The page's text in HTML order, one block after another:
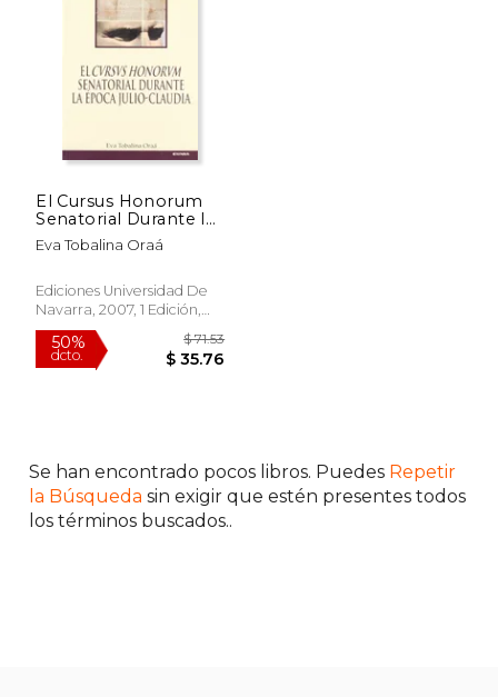
El Cursus Honorum
Senatorial Durante la
Epoca Julio-Claudia
Eva Tobalina Oraá
Ediciones Universidad De
Navarra, 2007, 1 Edición,
Tapa Blanda, Nuevo
Se han encontrado pocos libros. Puedes Repetir
la Búsqueda sin exigir que estén presentes todos
los términos buscados..